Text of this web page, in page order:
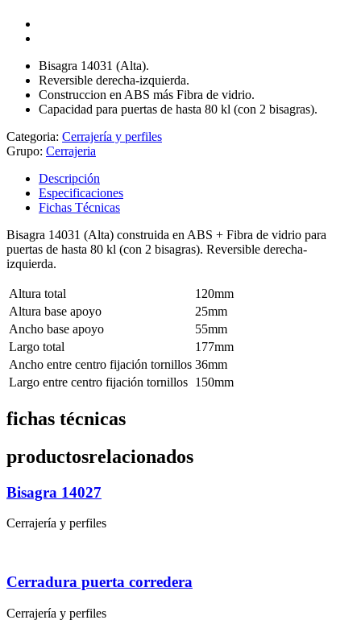
Bisagra 14031 (Alta).
Reversible derecha-izquierda.
Construccion en ABS más Fibra de vidrio.
Capacidad para puertas de hasta 80 kl (con 2 bisagras).
Categoria: Cerrajería y perfiles
Grupo: Cerrajeria
Descripción
Especificaciones
Fichas Técnicas
Bisagra 14031 (Alta) construida en ABS + Fibra de vidrio para
puertas de hasta 80 kl (con 2 bisagras). Reversible derecha-
izquierda.
Altura total
120mm
Altura base apoyo
25mm
Ancho base apoyo
55mm
Largo total
177mm
Ancho entre centro fijación tornillos 36mm
Largo entre centro fijación tornillos 150mm
fichas técnicas
productosrelacionados
Bisagra 14027
Cerrajería y perfiles
Cerradura puerta corredera
Cerrajería y perfiles